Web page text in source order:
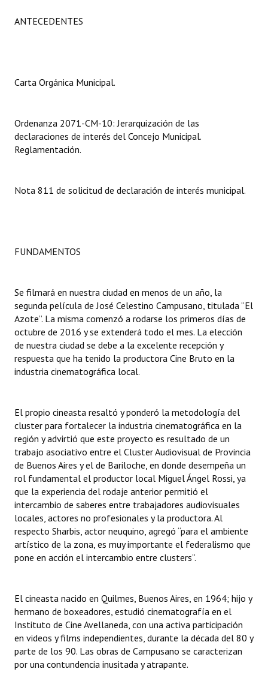
DOCUMENTOS
Proyectos Presentados
Actas de Sesión
NORMATIVA
Comunicaciones
Declaraciones
Resoluciones
INSTITUCIONAL
Antiguos Pobladores
Noticias Destacadas
Registros y Distinciones
Datos Históricos
Premio al Mérito - Registro
Periodistas Decanos - Registro
Ciudadano Ilustre - Registro
Banca del Vecino - Registro
ANTECEDENTES
Carta Orgánica Municipal.
Ordenanza 2071-CM-10: Jerarquización de las
declaraciones de interés del Concejo Municipal.
Reglamentación.
Nota 811 de solicitud de declaración de interés municipal.
FUNDAMENTOS
Se filmará en nuestra ciudad en menos de un año, la
segunda película de José Celestino Campusano, titulada “El
Azote”. La misma comenzó a rodarse los primeros días de
octubre de 2016 y se extenderá todo el mes. La elección
de nuestra ciudad se debe a la excelente recepción y
respuesta que ha tenido la productora Cine Bruto en la
industria cinematográfica local.
El propio cineasta resaltó y ponderó la metodología del
cluster para fortalecer la industria cinematográfica en la
región y advirtió que este proyecto es resultado de un
trabajo asociativo entre el Cluster Audiovisual de Provincia
de Buenos Aires y el de Bariloche, en donde desempeña un
rol fundamental el productor local Miguel Ángel Rossi, ya
que la experiencia del rodaje anterior permitió el
intercambio de saberes entre trabajadores audiovisuales
locales, actores no profesionales y la productora. Al
respecto Sharbis, actor neuquino, agregó “para el ambiente
artístico de la zona, es muy importante el federalismo que
pone en acción el intercambio entre clusters”.
El cineasta nacido en Quilmes, Buenos Aires, en 1964; hijo y
hermano de boxeadores, estudió cinematografía en el
Instituto de Cine Avellaneda, con una activa participación
en videos y films independientes, durante la década del 80 y
parte de los 90. Las obras de Campusano se caracterizan
por una contundencia inusitada y atrapante.